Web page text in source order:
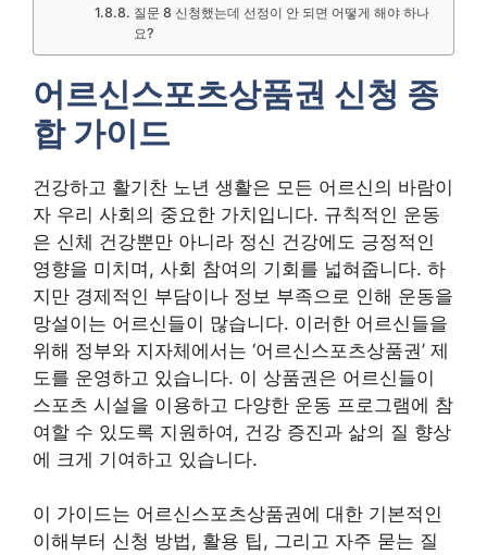
질문 8 신청했는데 선정이 안 되면 어떻게 해야 하나
요?
어르신스포츠상품권 신청 종
합 가이드
건강하고 활기찬 노년 생활은 모든 어르신의 바람이
자 우리 사회의 중요한 가치입니다. 규칙적인 운동
은 신체 건강뿐만 아니라 정신 건강에도 긍정적인
영향을 미치며, 사회 참여의 기회를 넓혀줍니다. 하
지만 경제적인 부담이나 정보 부족으로 인해 운동을
망설이는 어르신들이 많습니다. 이러한 어르신들을
위해 정부와 지자체에서는 ‘어르신스포츠상품권’ 제
도를 운영하고 있습니다. 이 상품권은 어르신들이
스포츠 시설을 이용하고 다양한 운동 프로그램에 참
여할 수 있도록 지원하여, 건강 증진과 삶의 질 향상
에 크게 기여하고 있습니다.
이 가이드는 어르신스포츠상품권에 대한 기본적인
이해부터 신청 방법, 활용 팁, 그리고 자주 묻는 질